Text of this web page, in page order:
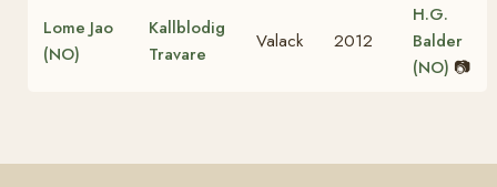
Lome Jao
(NO)
Kallblodig
Travare
Valack 2012
H.G.
Balder
(NO) 📷